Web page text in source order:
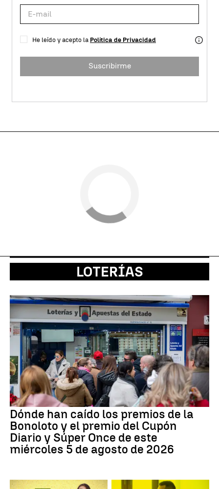
He leído y acepto la Política de Privacidad
Suscribirme
LOTERÍAS
Dónde han caído los premios de la
Bonoloto y el premio del Cupón
Diario y Súper Once de este
miércoles 5 de agosto de 2026